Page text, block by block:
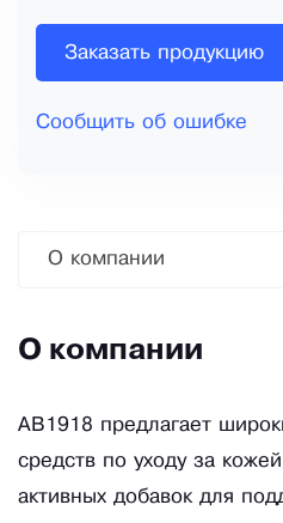
Заказать продукцию
Сообщить об ошибке
О компании
О компании
АВ1918 предлагает
средств по уходу за
активных добавок для